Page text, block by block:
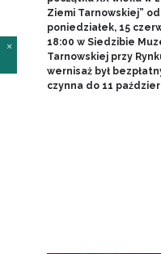
Ziemi Tarnowskiej”
poniedziałek, 15
18:00 w Siedzibie
Tarnowskiej przy
wernisaż był
czynna do 11